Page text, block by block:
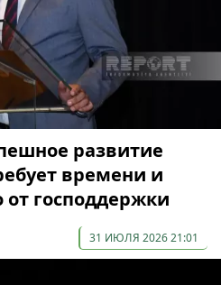
развитие
времени и
от господдержки
31 ИЮЛЯ 2026 21:01